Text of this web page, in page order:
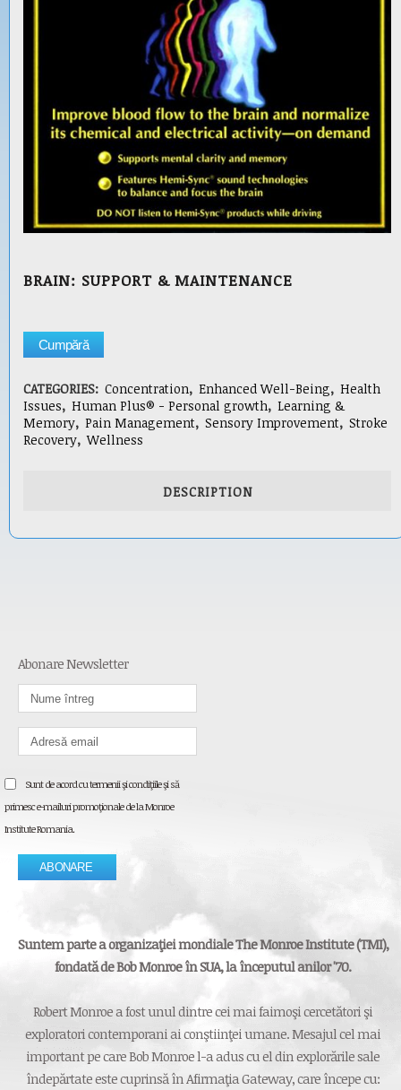
BRAIN: SUPPORT & MAINTENANCE
Cumpără
CATEGORIES: Concentration, Enhanced Well-Being, Health
Issues, Human Plus® - Personal growth, Learning &
Memory, Pain Management, Sensory Improvement, Stroke
Recovery, Wellness
DESCRIPTION
Abonare Newsletter
Sunt de acord cu termenii şi condiţiile şi să
primesc e-mailuri promoţionale de la Monroe
Institute Romania.
Suntem parte a organizaţiei mondiale The Monroe Institute (TMI),
fondată de Bob Monroe în SUA, la începutul anilor '70.
Robert Monroe a fost unul dintre cei mai faimoşi cercetători şi
exploratori contemporani ai conştiinţei umane. Mesajul cel mai
important pe care Bob Monroe l-a adus cu el din explorările sale
îndepărtate este cuprinsă în Afirmaţia Gateway, care începe cu: